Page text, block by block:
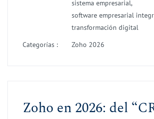
sistema empresarial,
software empresarial
transformación digital
Categorías :
Zoho 2026
Zoho en 2026: del